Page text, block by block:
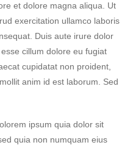
et dolore magna aliqua. Ut
exercitation ullamco laboris
Duis aute irure dolor
cillum dolore eu fugiat
cupidatat non proident,
anim id est laborum. Sed
ipsum quia dolor sit
quia non numquam eius